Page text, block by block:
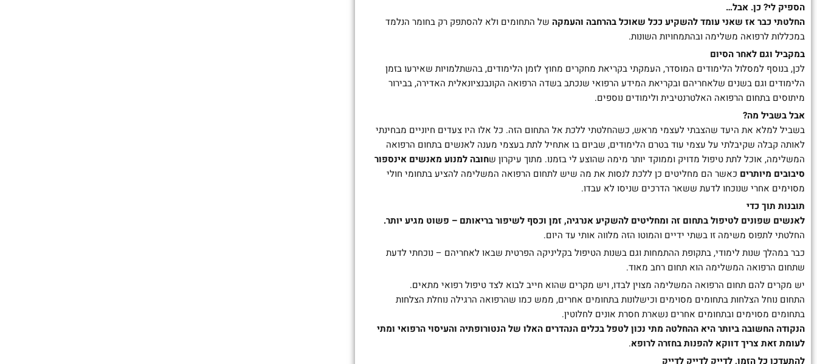
הספיק לי? כן. אבל…
החלטתי כבר אז שאני עומד להשקיע ככל שאוכל בהרחבה והעמקה של התחומים ולא להסתפק רק בחומר הנלמד
במכללות לרפואה משלימה ובהתמחויות השונות.
במקביל וגם לאחר הסיום
לכן, בנוסף למסלול הלימודים המוסדר, העמקתי בקריאת מחקרים מחוץ לזמן הלימודים, בהשתלמויות שאירעו בזמן
הלימודים וגם בשנים שלאחריהם ובקריאת המידע הרפואי שנכתב בשדה הרפואה הקונבנציונאלית האדירה, בבירור
מיתוסים בתחום הרפואה האלטרנטיבית ולימודים נוספים.
אבל בשביל מה?
בשביל למלא את היעד שהצבתי לעצמי מראש, כשהחלטתי ללכת אל התחום הזה. כל אלו היו צעדים חיוניים מבחינתי
לאותה קבלה שקיבלתי על עצמי עוד בטרם הלימודים, שביום בו אתחיל לתת בעצמי מענה לאנשים בתחום הרפואה
המשלימה, אוכל לתת טיפול מדויק וממוקד יותר מימה שהוצע לי בזמנו. מתוך עיקרון שחובה למנוע מאנשים אינספור
סיבובים מיותרים כאשר הם מחליטים כן ללכת לנסות את מה שיש לתחום הרפואה המשלימה להציע בתחומי חולי
מסוימים אחרי שנוכחו לדעת ששאר הדרכים שניסו לא עבדו.
תובנות תוך כדי
לאנשים שפונים לטיפול בתחום זה ומחליטים להשקיע אנרגיה, זמן וכסף לשיפור בריאותם – פשוט מגיע יותר.
החלטתי לתפוס משימה זו בשתי ידיים והמוטו הזה מלווה אותי עד היום.
כבר במהלך שנות לימודי, בתקופת ההתמחות וגם בשנות הטיפול בקליניקה הפרטית שבאו לאחריהם – נוכחתי לדעת
שתחום הרפואה המשלימה הוא תחום רחב מאוד.
יש מקרים להם תחום הרפואה המשלימה מצוין לבדו, ויש מקרים שהוא חייב לבוא לצד טיפול רפואי מתאים.
התחום נוחל הצלחות בתחומים מסוימים וכישלונות בתחומים אחרים, ממש כמו שהרפואה הרגילה נוחלת הצלחות
בתחומים מסוימים ובתחומים אחרים נשארת חסרת אונים לחלוטין.
הנקודה החשובה ביותר היא ההחלטה מתי נכון לטפל בכלים הנהדרים האלו של הנטורופתיה והעיסוי הרפואי ומתי
לעומת זאת צריך דווקא להפנות בחזרה לרופא.
להתעדכן כל הזמן, לדייק לדייק לדייק